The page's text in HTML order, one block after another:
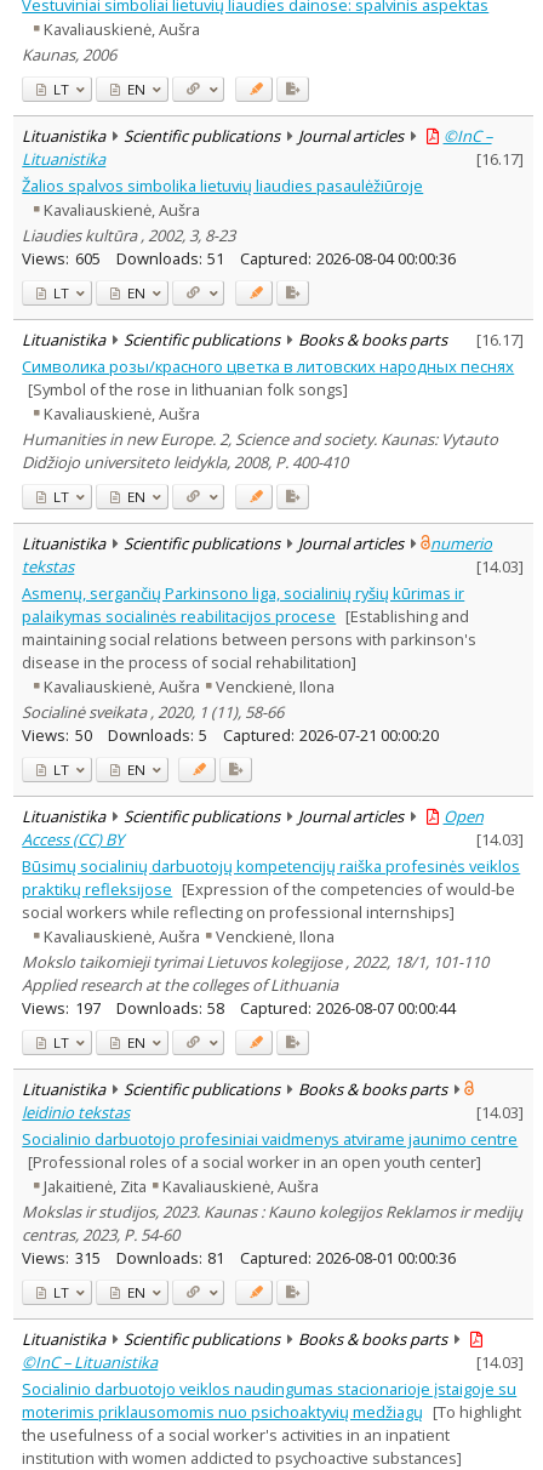
Vestuviniai simboliai lietuvių liaudies dainose: spalvinis aspektas
Kavaliauskienė, Aušra
Kaunas, 2006
LT EN
Lituanistika Scientific publications Journal articles
©InC –
Lituanistika
[16.17]
Žalios spalvos simbolika lietuvių liaudies pasaulėžiūroje
Kavaliauskienė, Aušra
Liaudies kultūra , 2002, 3, 8-23
Views: 605 Downloads: 51 Captured: 2026-08-04 00:00:36
LT EN
Lituanistika Scientific publications Books & books parts [16.17]
Символика розы/красного цветка в литовских народных песнях
[Symbol of the rose in lithuanian folk songs]
Kavaliauskienė, Aušra
Humanities in new Europe. 2, Science and society. Kaunas: Vytauto
Didžiojo universiteto leidykla, 2008, P. 400-410
LT EN
Lituanistika Scientific publications Journal articles
numerio
tekstas
[14.03]
Asmenų, sergančių Parkinsono liga, socialinių ryšių kūrimas ir
palaikymas socialinės reabilitacijos procese [Establishing and
maintaining social relations between persons with parkinson's
disease in the process of social rehabilitation]
Kavaliauskienė, Aušra
Venckienė, Ilona
Socialinė sveikata , 2020, 1 (11), 58-66
Views: 50 Downloads: 5 Captured: 2026-07-21 00:00:20
LT EN
Lituanistika Scientific publications Journal articles
Open
Access (CC) BY
[14.03]
Būsimų socialinių darbuotojų kompetencijų raiška profesinės veiklos
praktikų refleksijose [Expression of the competencies of would-be
social workers while reflecting on professional internships]
Kavaliauskienė, Aušra
Venckienė, Ilona
Mokslo taikomieji tyrimai Lietuvos kolegijose , 2022, 18/1, 101-110
Applied research at the colleges of Lithuania
Views: 197 Downloads: 58 Captured: 2026-08-07 00:00:44
LT EN
Lituanistika Scientific publications
Books & books parts
leidinio tekstas
[14.03]
Socialinio darbuotojo profesiniai vaidmenys atvirame jaunimo centre
[Professional roles of a social worker in an open youth center]
Jakaitienė, Zita
Kavaliauskienė, Aušra
Mokslas ir studijos, 2023. Kaunas : Kauno kolegijos Reklamos ir medijų
centras, 2023, P. 54-60
Views: 315 Downloads: 81 Captured: 2026-08-01 00:00:36
LT EN
Lituanistika Scientific publications
Books & books parts
©InC – Lituanistika
[14.03]
Socialinio darbuotojo veiklos naudingumas stacionarioje įstaigoje su
moterimis priklausomomis nuo psichoaktyvių medžiagų [To highlight
the usefulness of a social worker's activities in an inpatient
institution with women addicted to psychoactive substances]